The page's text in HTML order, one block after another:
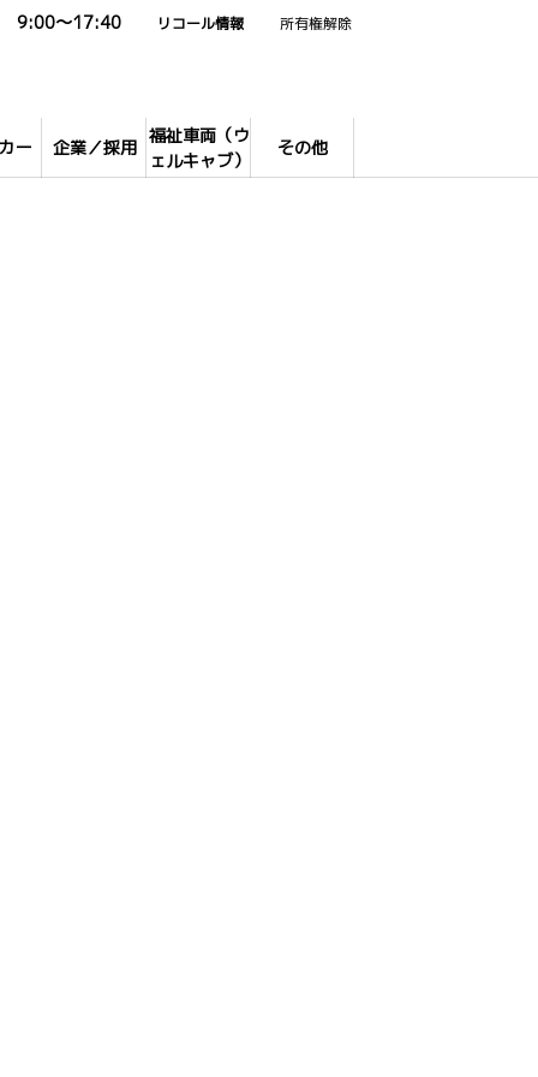
ー 企業／採用
福祉車両（ウ
ェルキャブ）
その他
9:00～17:40 リコール情報 所有権解除